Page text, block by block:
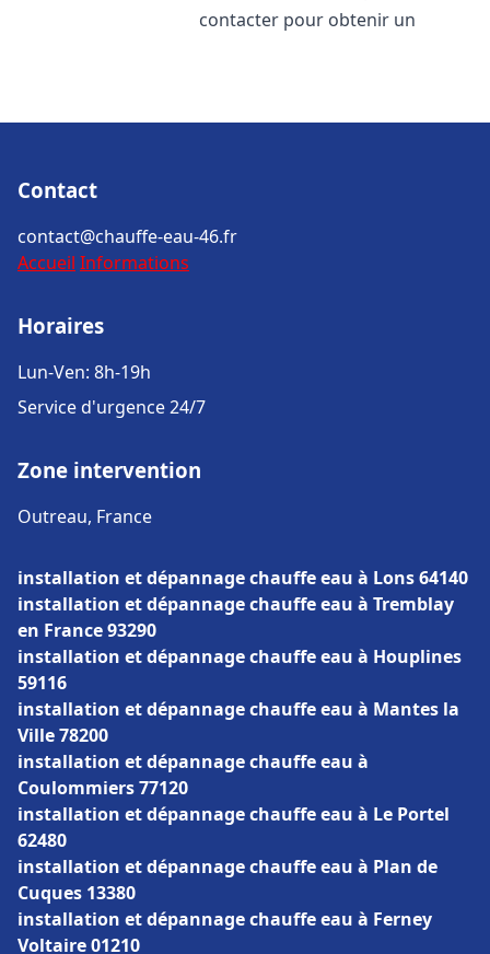
contacter pour obtenir un
Contact
contact@chauffe-eau-46.fr
Accueil Informations
Horaires
Lun-Ven: 8h-19h
Service d'urgence 24/7
Zone intervention
Outreau, France
installation et dépannage chauffe eau à Lons 64140
installation et dépannage chauffe eau à Tremblay
en France 93290
installation et dépannage chauffe eau à Houplines
59116
installation et dépannage chauffe eau à Mantes la
Ville 78200
installation et dépannage chauffe eau à
Coulommiers 77120
installation et dépannage chauffe eau à Le Portel
62480
installation et dépannage chauffe eau à Plan de
Cuques 13380
installation et dépannage chauffe eau à Ferney
Voltaire 01210